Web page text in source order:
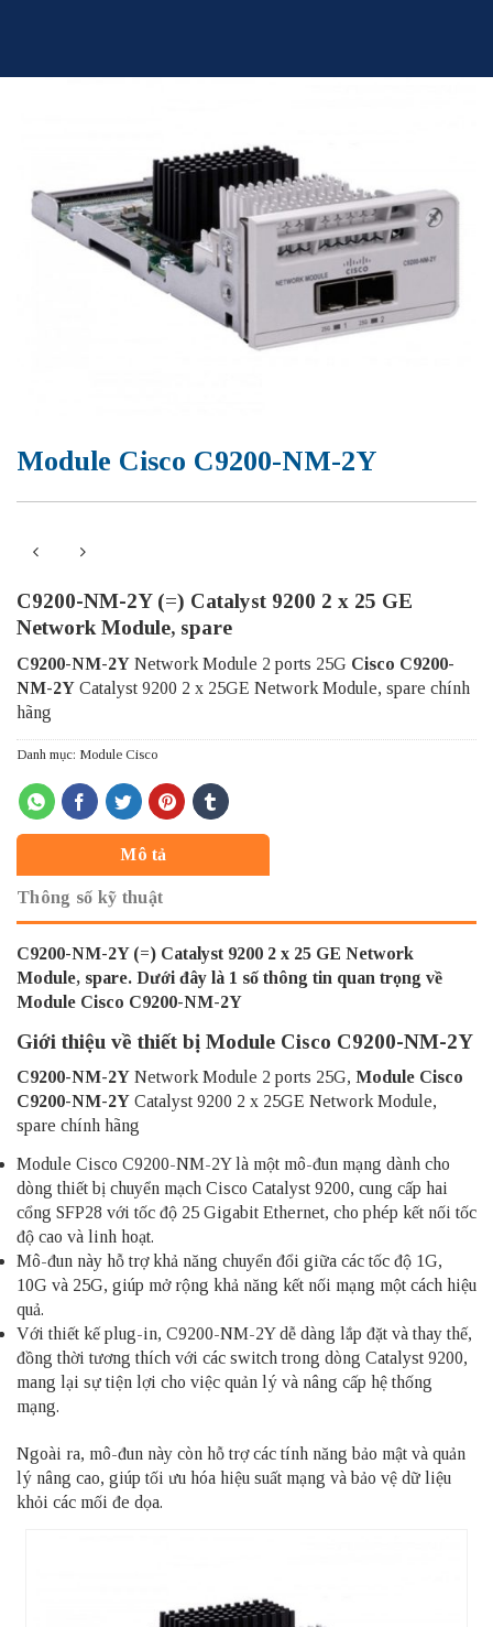
Module Cisco C9200-NM-2Y
C9200-NM-2Y (=) Catalyst 9200 2 x 25 GE
Network Module, spare
C9200-NM-2Y Network Module 2 ports 25G Cisco C9200-
NM-2Y Catalyst 9200 2 x 25GE Network Module, spare chính
hãng
Danh mục: Module Cisco
Mô tả
Thông số kỹ thuật
C9200-NM-2Y (=) Catalyst 9200 2 x 25 GE Network
Module, spare. Dưới đây là 1 số thông tin quan trọng về
Module Cisco C9200-NM-2Y
Giới thiệu về thiết bị Module Cisco C9200-NM-2Y
C9200-NM-2Y Network Module 2 ports 25G, Module Cisco
C9200-NM-2Y Catalyst 9200 2 x 25GE Network Module,
spare chính hãng
Module Cisco C9200-NM-2Y là một mô-đun mạng dành cho
dòng thiết bị chuyển mạch Cisco Catalyst 9200, cung cấp hai
cổng SFP28 với tốc độ 25 Gigabit Ethernet, cho phép kết nối tốc
độ cao và linh hoạt.
Mô-đun này hỗ trợ khả năng chuyển đổi giữa các tốc độ 1G,
10G và 25G, giúp mở rộng khả năng kết nối mạng một cách hiệu
quả.
Với thiết kế plug-in, C9200-NM-2Y dễ dàng lắp đặt và thay thế,
đồng thời tương thích với các switch trong dòng Catalyst 9200,
mang lại sự tiện lợi cho việc quản lý và nâng cấp hệ thống
mạng.
Ngoài ra, mô-đun này còn hỗ trợ các tính năng bảo mật và quản
lý nâng cao, giúp tối ưu hóa hiệu suất mạng và bảo vệ dữ liệu
khỏi các mối đe dọa.